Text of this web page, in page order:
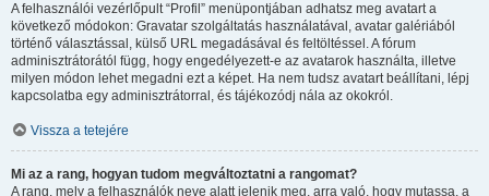
A felhasználói vezérlőpult “Profil” menüpontjában adhatsz meg avatart a
következő módokon: Gravatar szolgáltatás használatával, avatar galériából
történő választással, külső URL megadásával és feltöltéssel. A fórum
adminisztrátorától függ, hogy engedélyezett-e az avatarok használta, illetve
milyen módon lehet megadni ezt a képet. Ha nem tudsz avatart beállítani, lépj
kapcsolatba egy adminisztrátorral, és tájékozódj nála az okokról.
Vissza a tetejére
Mi az a rang, hogyan tudom megváltoztatni a rangomat?
A rang, mely a felhasználók neve alatt jelenik meg, arra való, hogy mutassa, a